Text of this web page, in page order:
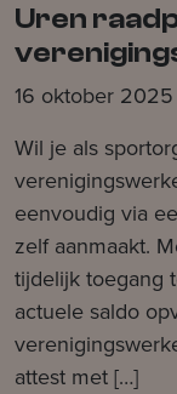
Uren
16 oktober 2025
​Wil je als
eenvoudig via
zelf aanmaakt.
tijdelijk toegang
actuele saldo
attest met […]